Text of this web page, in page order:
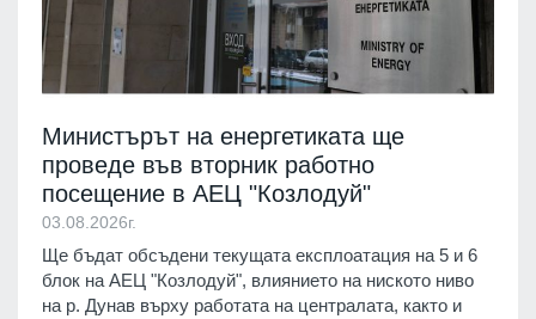
Министърът на енергетиката ще
проведе във вторник работно
посещение в АЕЦ "Козлодуй"
03.08.2026г.
Ще бъдат обсъдени текущата експлоатация на 5 и 6
блок на АЕЦ "Козлодуй", влиянието на ниското ниво
на р. Дунав върху работата на централата, както и